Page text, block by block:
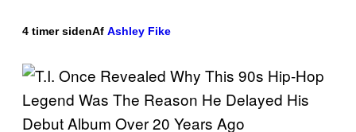
4 timer sidenAf Ashley Fike